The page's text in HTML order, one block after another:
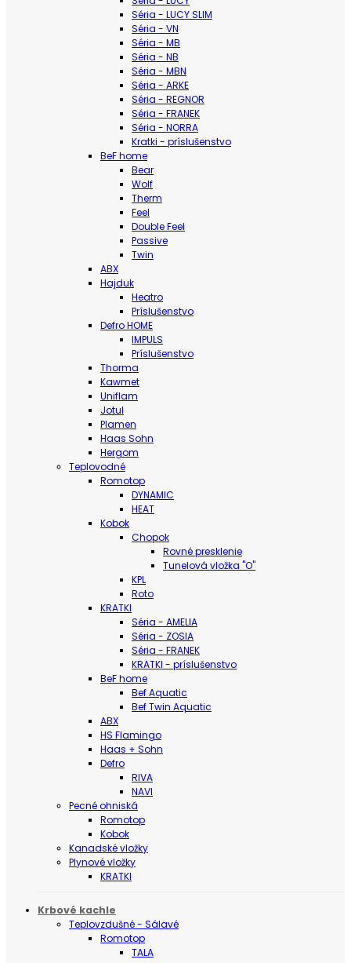
Séria - LUCY SLIM
Séria - VN
Séria - MB
Séria - NB
Séria - MBN
Séria - ARKE
Séria - REGNOR
Séria - FRANEK
Séria - NORRA
Kratki - príslušenstvo
BeF home
Bear
Wolf
Therm
Feel
Double Feel
Passive
Twin
ABX
Hajduk
Heatro
Príslušenstvo
Defro HOME
IMPULS
Príslušenstvo
Thorma
Kawmet
Uniflam
Jotul
Plamen
Haas Sohn
Hergom
Teplovodné
Romotop
DYNAMIC
HEAT
Kobok
Chopok
Rovné presklenie
Tunelová vložka "O"
KPL
Roto
KRATKI
Séria - AMELIA
Séria - ZOSIA
Séria - FRANEK
KRATKI - príslušenstvo
BeF home
Bef Aquatic
Bef Twin Aquatic
ABX
HS Flamingo
Haas + Sohn
Defro
RIVA
NAVI
Pecné ohniská
Romotop
Kobok
Kanadské vložky
Plynové vložky
KRATKI
Krbové kachle
Teplovzdušné - Sálavé
Romotop
TALA